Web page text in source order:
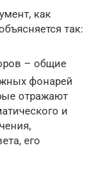
как
так:
– общие
фонарей
отражают
и
его